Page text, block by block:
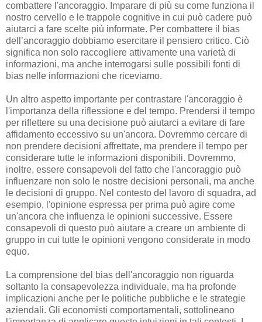
combattere l'ancoraggio. Imparare di più su come funziona il
nostro cervello e le trappole cognitive in cui può cadere può
aiutarci a fare scelte più informate. Per combattere il bias
dell’ancoraggio dobbiamo esercitare il pensiero critico. Ciò
significa non solo raccogliere attivamente una varietà di
informazioni, ma anche interrogarsi sulle possibili fonti di
bias nelle informazioni che riceviamo.
Un altro aspetto importante per contrastare l'ancoraggio è
l'importanza della riflessione e del tempo. Prendersi il tempo
per riflettere su una decisione può aiutarci a evitare di fare
affidamento eccessivo su un'ancora. Dovremmo cercare di
non prendere decisioni affrettate, ma prendere il tempo per
considerare tutte le informazioni disponibili. Dovremmo,
inoltre, essere consapevoli del fatto che l'ancoraggio può
influenzare non solo le nostre decisioni personali, ma anche
le decisioni di gruppo. Nel contesto del lavoro di squadra, ad
esempio, l'opinione espressa per prima può agire come
un'ancora che influenza le opinioni successive. Essere
consapevoli di questo può aiutare a creare un ambiente di
gruppo in cui tutte le opinioni vengono considerate in modo
equo.
La comprensione del bias dell'ancoraggio non riguarda
soltanto la consapevolezza individuale, ma ha profonde
implicazioni anche per le politiche pubbliche e le strategie
aziendali. Gli economisti comportamentali, sottolineano